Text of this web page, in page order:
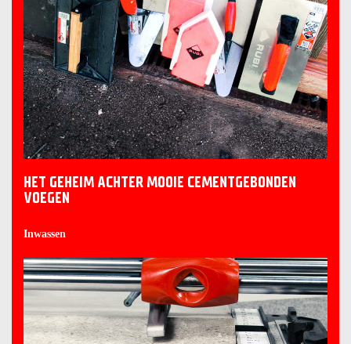
HET GEHEIM ACHTER MOOIE CEMENTGEBONDEN
VOEGEN
Inwassen